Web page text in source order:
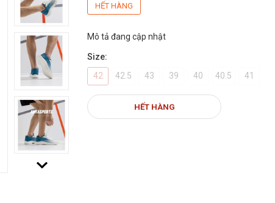
HẾT HÀNG
Mô tả đang cập nhật
Size:
42
42.5 43 39 40 40.5 41
HẾT HÀNG